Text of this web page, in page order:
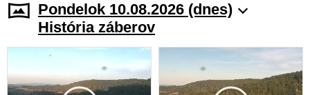
Pondelok 10.08.2026 (dnes)
História záberov